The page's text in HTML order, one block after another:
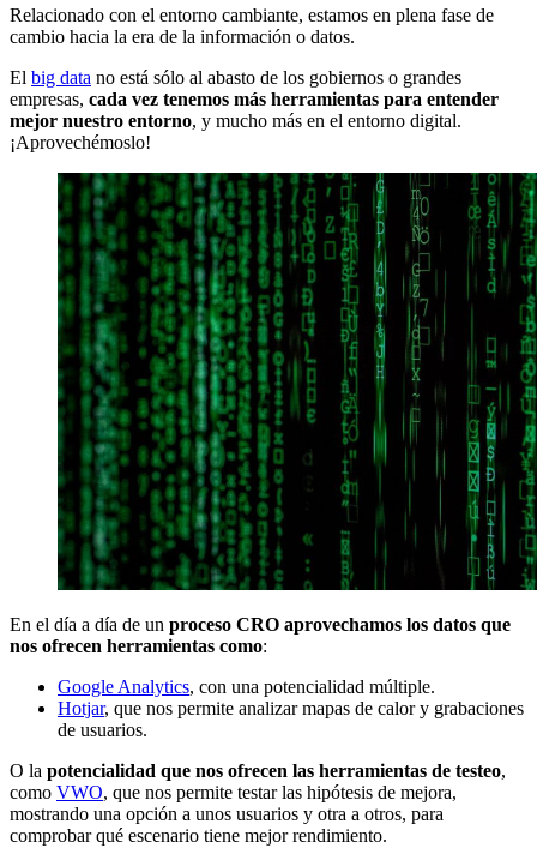
Relacionado con el entorno cambiante, estamos en plena fase de
cambio hacia la era de la información o datos.
El big data no está sólo al abasto de los gobiernos o grandes
empresas, cada vez tenemos más herramientas para entender
mejor nuestro entorno, y mucho más en el entorno digital.
¡Aprovechémoslo!
En el día a día de un proceso CRO aprovechamos los datos que
nos ofrecen herramientas como:
Google Analytics, con una potencialidad múltiple.
Hotjar, que nos permite analizar mapas de calor y grabaciones
de usuarios.
O la potencialidad que nos ofrecen las herramientas de testeo,
como VWO, que nos permite testar las hipótesis de mejora,
mostrando una opción a unos usuarios y otra a otros, para
comprobar qué escenario tiene mejor rendimiento.